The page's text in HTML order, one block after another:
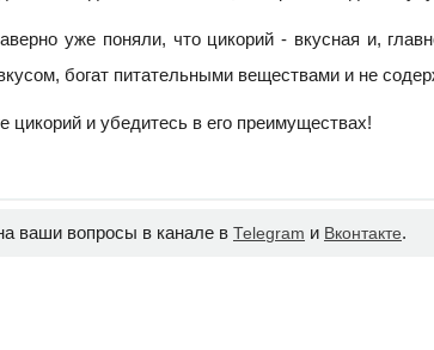
уже поняли, что цикорий - вкусная и,
богат питательными веществами и не
цикорий и убедитесь в его преимуществах!
ваши вопросы в канале в Telegram и Вконтакте.